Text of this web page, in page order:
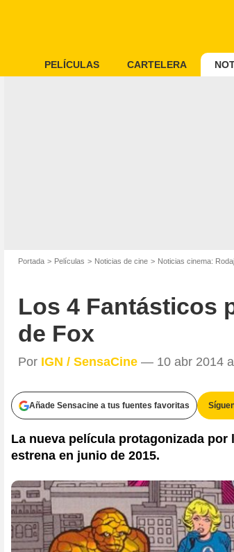
PELÍCULAS CARTELERA
Portada Películas Noticias de cine Noticias cinema:
Los 4 Fantásticos
de Fox
Por IGN / SensaCine — 10 abr 2014
Añade Sensacine a tus fuentes favoritas
La nueva película protagonizada por
estrena en junio de 2015.